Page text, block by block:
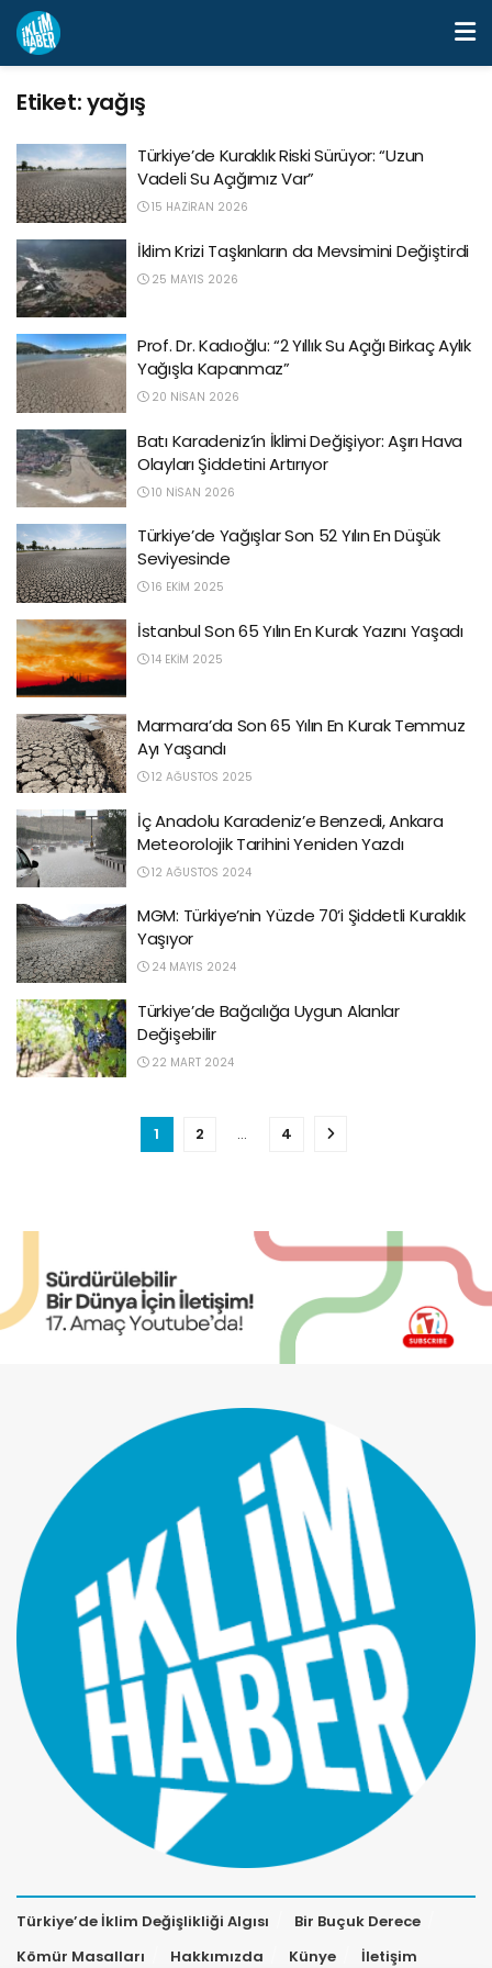
Etiket:yağış
Türkiye’de Kuraklık Riski Sürüyor: “Uzun
Vadeli Su Açığımız Var”
15 HAZIRAN 2026
İklim Krizi Taşkınların da Mevsimini Değiştirdi
25 MAYIS 2026
Prof. Dr. Kadıoğlu: “2 Yıllık Su Açığı Birkaç Aylık
Yağışla Kapanmaz”
20 NISAN 2026
Batı Karadeniz’in İklimi Değişiyor: Aşırı Hava
Olayları Şiddetini Artırıyor
10 NISAN 2026
Türkiye’de Yağışlar Son 52 Yılın En Düşük
Seviyesinde
16 EKIM 2025
İstanbul Son 65 Yılın En Kurak Yazını Yaşadı
14 EKIM 2025
Marmara’da Son 65 Yılın En Kurak Temmuz
Ayı Yaşandı
12 AĞUSTOS 2025
İç Anadolu Karadeniz’e Benzedi, Ankara
Meteorolojik Tarihini Yeniden Yazdı
12 AĞUSTOS 2024
MGM: Türkiye’nin Yüzde 70’i Şiddetli Kuraklık
Yaşıyor
24 MAYIS 2024
Türkiye’de Bağcılığa Uygun Alanlar
Değişebilir
22 MART 2024
1 2 … 4
Türkiye’de İklim Değişlikliği Algısı
Bir Buçuk Derece
Kömür Masalları
Hakkımızda Künye İletişim